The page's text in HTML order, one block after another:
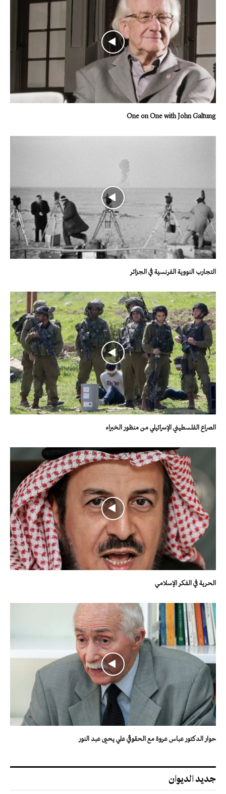
One on One with John Galtung
التجارب النووية الفرنسية في الجزائر
الصراع الفلسطيني الإسرائيلي من منظور الخبراء
الحرية في الفكر الإسلامي
حوار الدكتور عباس عروة مع الحقوقي علي يحيى عبد النور
جديد الديوان